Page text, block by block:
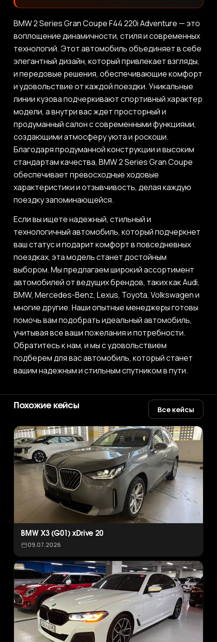
BMW 2 Series Gran Coupe F44 220i Adventure — это
воплощение динамичности, стиля и современных
технологий. Этот автомобиль объединяет в себе
элегантный дизайн, который привлекает взгляды,
и передовые решения, обеспечивающие комфорт
и удовольствие от каждой поездки. Уникальные
линии кузова подчеркивают спортивный характер
модели, а внутри вас ждет просторный и
продуманный салон с современными функциями,
создающими атмосферу уюта и роскоши.
Благодаря продуманной конструкции и высоким
стандартам качества, BMW 2 Series Gran Coupe
обеспечивает превосходные ходовые
характеристики и отзывчивость, делая каждую
поездку запоминающейся.
Если вы ищете надежный, стильный и
технологичный автомобиль, который подчеркнет
ваш статус и подарит комфорт в повседневных
поездках, эта модель станет достойным
выбором. Мы предлагаем широкий ассортимент
автомобилей от ведущих брендов, таких как Audi,
BMW, Mercedes-Benz, Lexus, Toyota, Volkswagen и
многие другие. Наши опытные менеджеры готовы
помочь вам подобрать идеальный автомобиль,
учитывая все ваши пожелания и потребности.
Обратитесь к нам, и мы с удовольствием
подберем для вас автомобиль, который станет
вашим надежным и стильным спутником в пути.
Похожие кейсы Все кейсы
BMW X3 (G01) xDrive 20
09.07.2026